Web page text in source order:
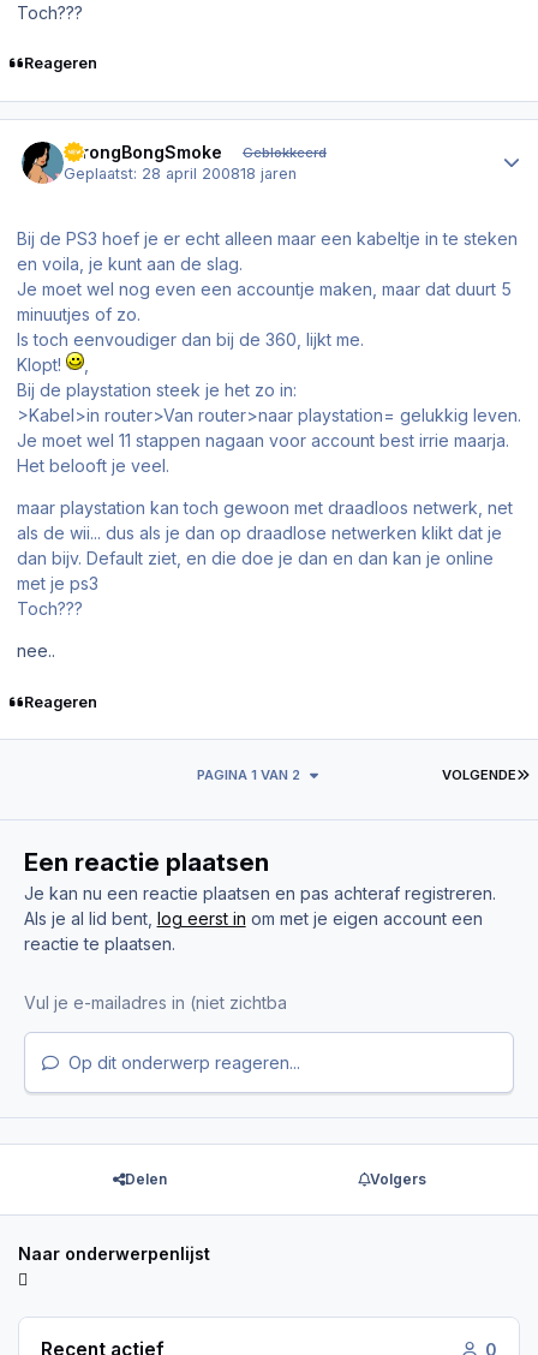
Toch???
Reageren
StrongBongSmoke Geblokkeerd
Geplaatst: 28 april 200818 jaren
Bij de PS3 hoef je er echt alleen maar een kabeltje in te steken
en voila, je kunt aan de slag.
Je moet wel nog even een accountje maken, maar dat duurt 5
minuutjes of zo.
Is toch eenvoudiger dan bij de 360, lijkt me.
Klopt!
Bij de playstation steek je het zo in:
>Kabel>in router>Van router>naar playstation= gelukkig leven.
Je moet wel 11 stappen nagaan voor account best irrie maarja.
Het belooft je veel.
maar playstation kan toch gewoon met draadloos netwerk, net
als de wii... dus als je dan op draadlose netwerken klikt dat je
dan bijv. Default ziet, en die doe je dan en dan kan je online
met je ps3
Toch???
nee..
Reageren
VOLGENDE
PAGINA 1 VAN 2
Een reactie plaatsen
Je kan nu een reactie plaatsen en pas achteraf registreren.
Als je al lid bent, log eerst in om met je eigen account een
reactie te plaatsen.
Op dit onderwerp reageren...
Delen Volgers
Naar onderwerpenlijst
Recent actief 0